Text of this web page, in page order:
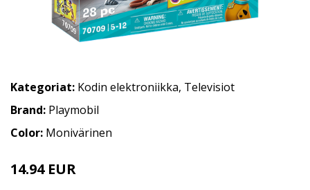
Kategoriat: Kodin elektroniikka, Televisiot
Brand: Playmobil
Color: Monivärinen
14.94 EUR